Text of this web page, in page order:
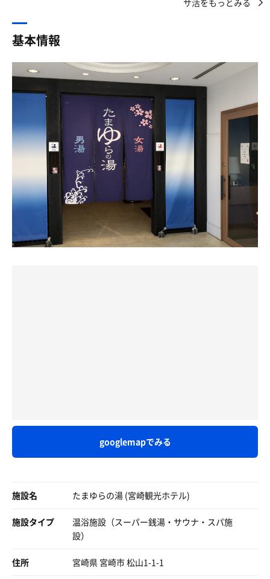
り、良い雰囲気。パンを買って帰った。ちなみに結構安か
ちゃいて混んでいたが、たまたまだろうか。いずれにせよ
民度は良い感じであった。全体的に優しい雰囲気の良い施
設であった。
それは単純だけど
少しの目の位置で何にでも変われるって
馬に変身 盛り上がって
ないときもなんらかの楽しみかたがあって
迷子になった覚えはない
スピードに乗ってる実感もない
でも最後に飛び乗った わけもないぜ
クレイジーワールド
マンガの世界で
クレイジーワールド
これからやっていくわけなんだけど
クレイジーワールド
マンガの世界も 本当は楽じゃないぜ
だいたい俺は今3歳なんだけど
2歳のときにはもう分かってたね
それは単純だけど少しの目の位置で
クレイジーワールド 歌う
俺も 君も そしてみんなも
たまゆら帝国で考え中
する人には、いつも「今日は晴れは諦めてください。」と
今日は宮崎で社宅に荷物を搬入する日だが、やはり雨笑
ニコニ○引越センターのお兄さん達すみません、今日は諦
めてください…
なんとか引越も終わり、とりあえず風呂かな？
昼間にヨメの勧めでワウディーなるフィットネスクラブに
手続きをした。
「入会すると、たまゆらの湯か青島伝説の湯が毎日無料で
入れるパスが貰えるのよ、鉄郎」
「なに〜そんなすごいパスがあるのか！
オラも機械の身体になりて〜ぞ。
みんな、オラに元気をわけてくれ！」Chara♪ヘッチャ
美味いけど笑
サ活をもっとみる
基本情報
googlemapでみる
施設名 たまゆらの湯 (宮崎観光ホテル)
施設タイプ
温浴施設（スーパー銭湯・サウナ・スパ施
設）
住所 宮崎県 宮崎市 松山1-1-1